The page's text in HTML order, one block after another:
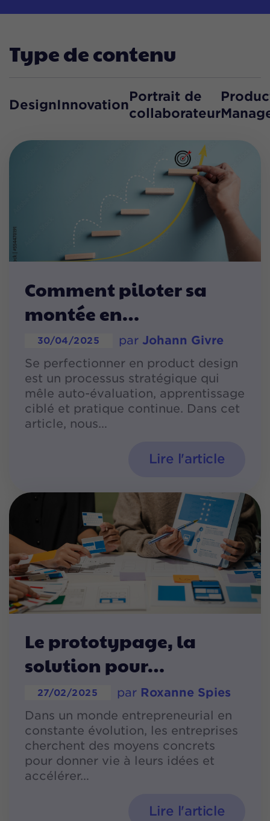
Type de contenu
DesignInnovation
Portrait de
collaborateur
Comment piloter sa
montée en
30/04/2025 par Johann Givre
Se perfectionner en product design
est un processus stratégique qui
mêle auto-évaluation, apprentissage
ciblé et pratique continue. Dans cet
article, nous
Lire l'article
Le prototypage, la
solution pour
27/02/2025 par Roxanne Spies
Dans un monde entrepreneurial en
constante évolution, les entreprises
cherchent des moyens concrets
pour donner vie à leurs idées et
accélérer
Lire l'article